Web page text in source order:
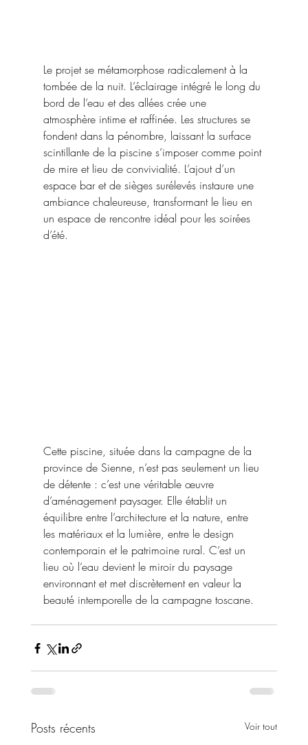
Le projet se métamorphose radicalement à la
tombée de la nuit. L’éclairage intégré le long du
bord de l’eau et des allées crée une
atmosphère intime et raffinée. Les structures se
fondent dans la pénombre, laissant la surface
scintillante de la piscine s’imposer comme point
de mire et lieu de convivialité. L’ajout d’un
espace bar et de sièges surélevés instaure une
ambiance chaleureuse, transformant le lieu en
un espace de rencontre idéal pour les soirées
d’été.
Cette piscine, située dans la campagne de la
province de Sienne, n’est pas seulement un lieu
de détente : c’est une véritable œuvre
d’aménagement paysager. Elle établit un
équilibre entre l’architecture et la nature, entre
les matériaux et la lumière, entre le design
contemporain et le patrimoine rural. C’est un
lieu où l’eau devient le miroir du paysage
environnant et met discrètement en valeur la
beauté intemporelle de la campagne toscane.
Posts récents Voir tout